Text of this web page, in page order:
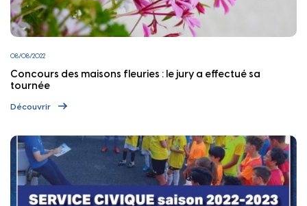
08/08/2022
Concours des maisons fleuries : le jury a effectué sa
tournée
Découvrir